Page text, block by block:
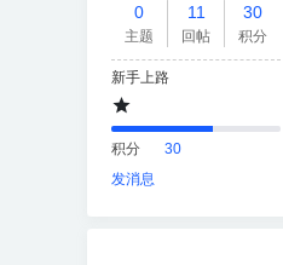
0
主题
11
回帖
30
积分
新手上路
积分
30
发消息